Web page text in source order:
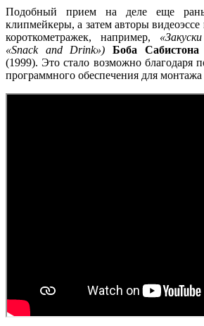
Подобный прием на деле еще
клипмейкеры, а затем авторы
короткометражек, например,
«Snack and Drink»)
Боба
(1999). Это стало возможно благодаря
программного обеспечения для